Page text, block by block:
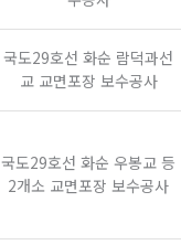
국도29호선 화순 람덕과선
교 교면포장 보수공사
국도29호선 화순 우봉교 등
2개소 교면포장 보수공사